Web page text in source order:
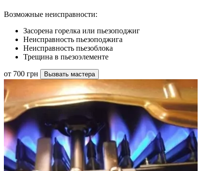
Возможные неисправности:
Засорена горелка или пьезоподжиг
Неисправность пьезоподжига
Неисправность пьезоблока
Трещина в пьезоэлементе
от 700 грн Вызвать мастера